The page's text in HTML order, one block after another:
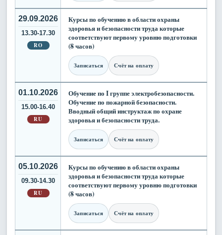
29.09.2026
13.30-17.30
RO
Курсы по обучению в области охраны
здоровья и безопасности труда которые
соответствуют первому уровню подготовки
(8 часов)
Записаться Счёт на оплату
01.10.2026
15.00-16.40
RU
Обучение по I группе электробезопасности.
Обучение по пожарной безопасности.
Вводный общий инструктаж по охране
здоровья и безопасности труда.
Записаться Счёт на оплату
05.10.2026
09.30-14.30
RU
Курсы по обучению в области охраны
здоровья и безопасности труда которые
соответствуют первому уровню подготовки
(8 часов)
Записаться Счёт на оплату